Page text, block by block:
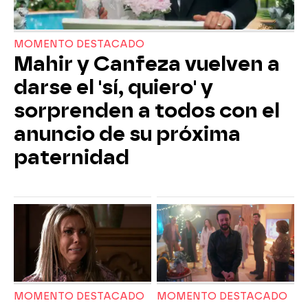
MOMENTO DESTACADO
Mahir y Canfeza vuelven a
darse el 'sí, quiero' y
sorprenden a todos con el
anuncio de su próxima
paternidad
MOMENTO DESTACADO MOMENTO DESTACADO